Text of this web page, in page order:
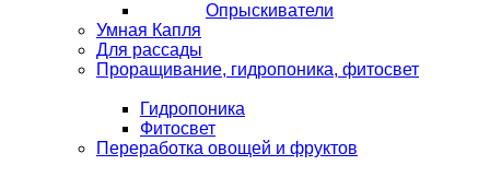
Опрыскиватели
Умная Капля
Для рассады
Проращивание, гидропоника, фитосвет
Гидропоника
Фитосвет
Переработка овощей и фруктов